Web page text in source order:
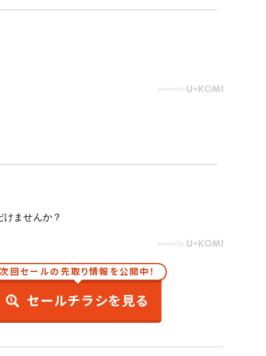
ませんか？
次回セールの先取り情報を公開中！
セールチラシを見る